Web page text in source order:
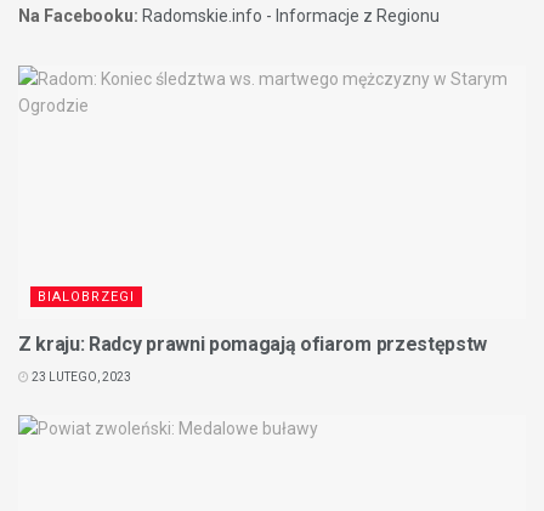
Na Facebooku: Radomskie.info - Informacje z Regionu
BIALOBRZEGI
Z kraju: Radcy prawni pomagają ofiarom przestępstw
23 LUTEGO, 2023